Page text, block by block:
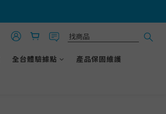
全台體驗據點
產品保固維護